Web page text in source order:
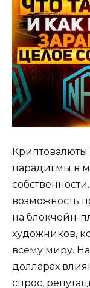
парадигмы в
возможность
на блокчейн-
художников,
всему миру.
долларах
спрос,